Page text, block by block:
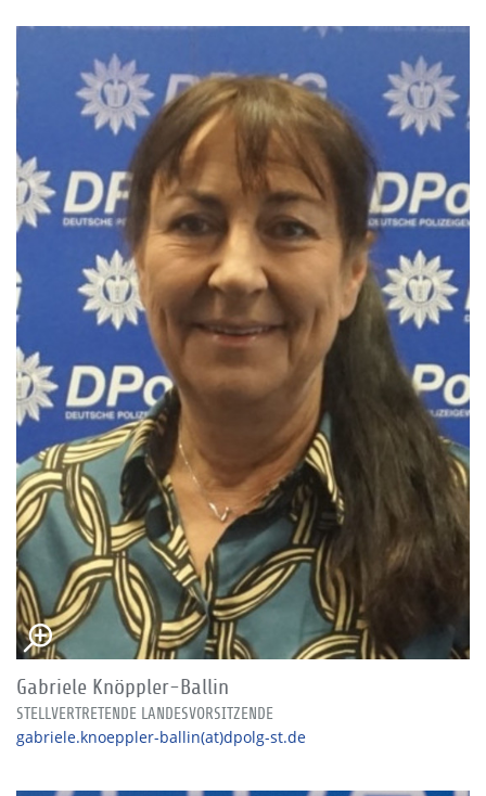
Gabriele Knöppler-Ballin
STELLVERTRETENDE LANDESVORSITZENDE
gabriele.knoeppler-ballin(at)dpolg-st.de